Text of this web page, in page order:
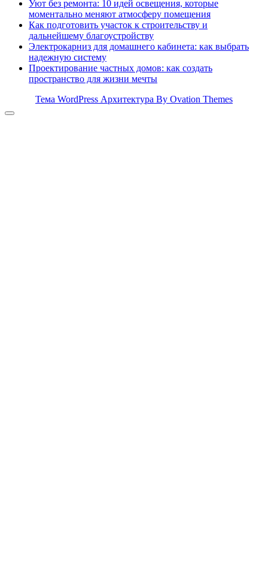
Уют без ремонта: 10 идей освещения, которые
моментально меняют атмосферу помещения
Как подготовить участок к строительству и
дальнейшему благоустройству
Электрокарниз для домашнего кабинета: как выбрать
надежную систему
Проектирование частных домов: как создать
пространство для жизни мечты
Тема WordPress Архитектура By Ovation Themes